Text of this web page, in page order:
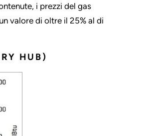
i prezzi del gas
valore di oltre il 25% al ​​di
HUB)